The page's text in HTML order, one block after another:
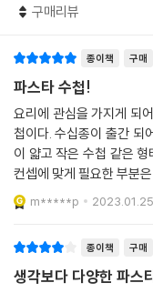
마체론치니
4. 리본형의 국수 파스타
라자냐
마팔데
파파르델레
페투치네
탈리아텔레
파파르델레 카세레체
트리폴리니
5. 속이 채워진 파스타
라비올리
구매리뷰
종이책 구매
파스타 수첩!
요리에 관심을 가지게 되
첩이다. 수십종이 출간 되어서 생각날때마다 한권씩 구매를 하고 있다. 책
이 얇고 작은 수첩 같은
컨셉에 맞게 필요한 부분은 알차게 들어
야마다 정리가 필요한 사람에게는
러 간단
m*****p 2023.01.25.
종이책 구매
생각보다 다양한 파스